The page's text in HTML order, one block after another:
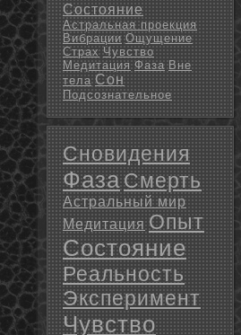
Состояние
Астральная проекция
Вибрации Ощущение
Страх Чувство
Медитация Фаза Вне
тела Сон
Подсознательное
Сновидения
ФазаСмерть
Астральный мир
Медитация Опыт
Состояние
Реальность
Эксперимент
Чувство